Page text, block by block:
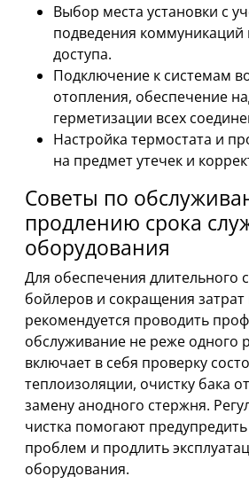
Выбор места установки с
подведения коммуникаций
доступа.
Подключение к системам
отопления, обеспечение
герметизации всех
Настройка термостата и
на предмет утечек и
Советы по
продлению срока
оборудования
Для обеспечения длительного
бойлеров и сокращения
рекомендуется проводить
обслуживание не реже одного
включает в себя проверку
теплоизоляции, очистку бака
замену анодного стержня.
чистка помогают
проблем и продлить
оборудования.